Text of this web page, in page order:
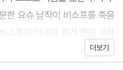
한 요슈 남작이 비쇼프를 죽음
쇼프의 아내와 과거 연인 사이
쇼프의 자살을 유도할 수 있
더보기